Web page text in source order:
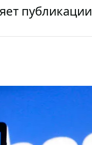
публикации